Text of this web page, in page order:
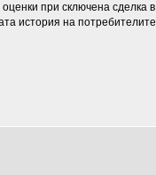
при сключена сделка в
история на потребителите.